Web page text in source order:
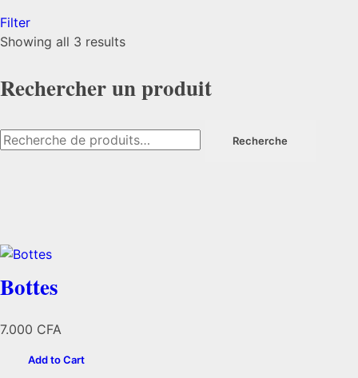
Filter
Showing all 3 resultsTrié
popularité
Rechercher un produit
Recherche
pour :
Recherche
Bottes
7.000 CFA
Add to Cart